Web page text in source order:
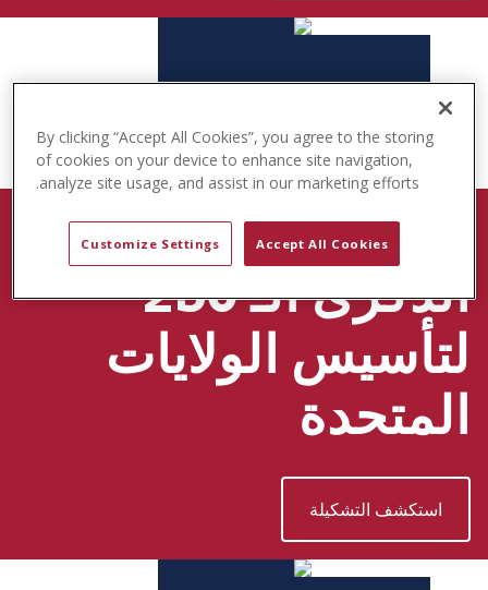
الذكرى الـ 250
لتأسيس الولايات
المتحدة
استكشف التشكيلة
By clicking “Accept All Cookies”, you agree to the storing
of cookies on your device to enhance site navigation,
analyze site usage, and assist in our marketing efforts.
Customize Settings Accept All Cookies